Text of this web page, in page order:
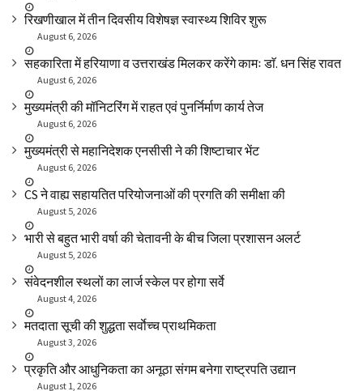
रिखणीखाल में तीन दिवसीय विशेषज्ञ स्वास्थ्य शिविर शुरू
August 6, 2026
सहकारिता में हरियाणा व उत्तराखंड मिलकर करेंगे कामः डाॅ. धन सिंह रावत
August 6, 2026
मुख्यमंत्री की मॉनिटरिंग में राहत एवं पुनर्निर्माण कार्य तेज
August 6, 2026
मुख्यमंत्री से महानिदेशक एनसीसी ने की शिष्टाचार भेंट
August 6, 2026
CS ने वाह्य सहायतित परियोजनाओं की प्रगति की समीक्षा की
August 5, 2026
भारी से बहुत भारी वर्षा की चेतावनी के बीच जिला प्रशासन अलर्ट
August 5, 2026
संवेदनशील स्थलों का लार्ज स्केल पर होगा सर्वे
August 4, 2026
मतदाता सूची की शुद्धता सर्वाेच्च प्राथमिकता
August 3, 2026
प्रकृति और आधुनिकता का अनूठा संगम बनेगा राष्ट्रपति उद्यान
August 1, 2026